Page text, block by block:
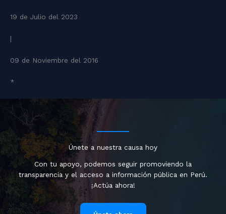
19 de Julio del 2023
|
09 de Noviembre del 2016
*
Únete a nuestra causa hoy
Con tu apoyo, podemos seguir promoviendo la
transparencia y el acceso a información pública en Perú.
¡Actúa ahora!